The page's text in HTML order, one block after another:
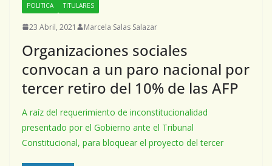
POLITICA TITULARES
23 Abril, 2021 Marcela Salas Salazar
Organizaciones sociales
convocan a un paro nacional por
tercer retiro del 10% de las AFP
A raíz del requerimiento de inconstitucionalidad
presentado por el Gobierno ante el Tribunal
Constitucional, para bloquear el proyecto del tercer